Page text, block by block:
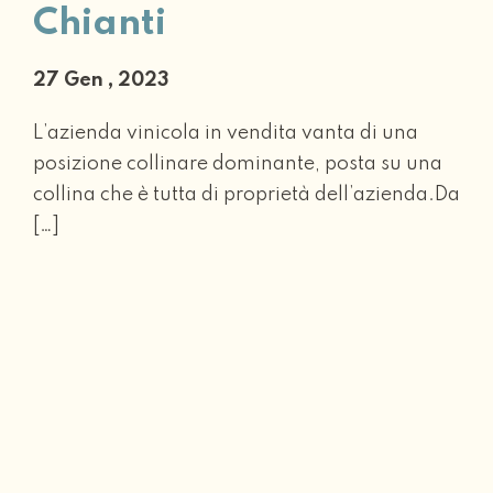
Chianti
27 Gen , 2023
L’azienda vinicola in vendita vanta di una
posizione collinare dominante, posta su una
collina che è tutta di proprietà dell’azienda.Da
[…]